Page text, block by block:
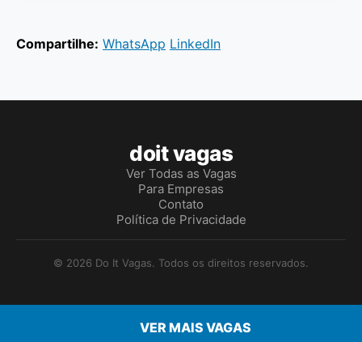
Compartilhe: WhatsApp LinkedIn
VER MAIS VAGAS
doit vagas
Ver Todas as Vagas
Para Empresas
Contato
Política de Privacidade
© 2026 Do It Vagas. Todos os direitos reservados.